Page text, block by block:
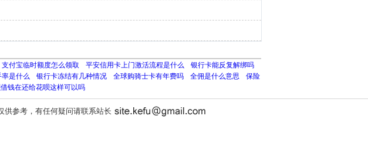
支付宝临时额度怎么领取 平安信用卡上门激活流程是什么
银行卡能反复解绑吗
率是什么 银行卡冻结有几种情况 全球购骑士卡有年费吗 全佣是什么意思
保险
钱在还给花呗这样可以吗
参考，有任何疑问请联系站长